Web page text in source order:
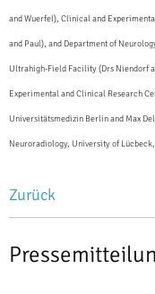
and Wuerfel), Clinical and
and Paul), and Department of
Ultrahigh-Field Facility (Drs Niendorf
Experimental and Clinical Research
Universitätsmedizin Berlin and Max
Neuroradiology, University of
Zurück